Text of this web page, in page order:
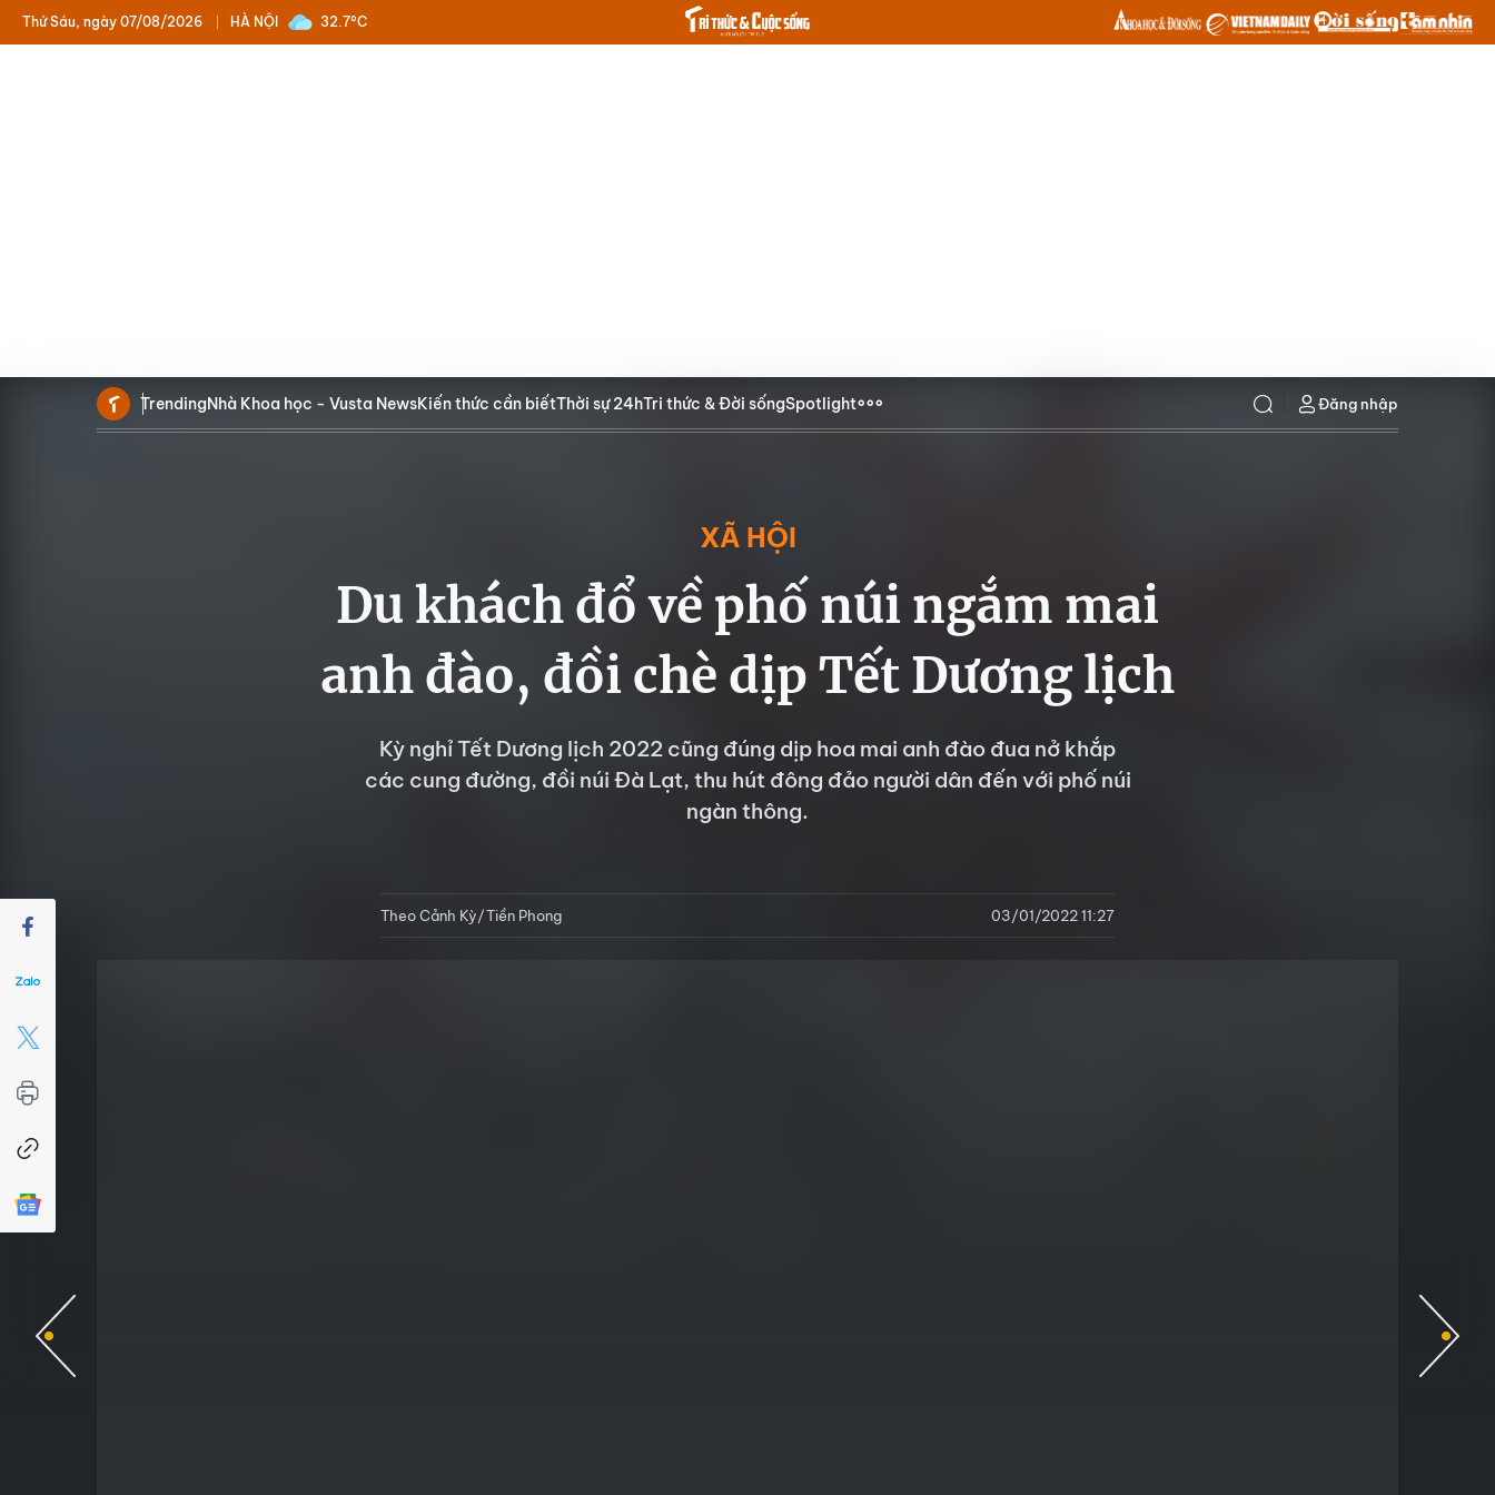
HÀ NỘI
Thứ Sáu, ngày 07/08/2026 32.7°C
TrendingNhà Khoa học - Vusta NewsKiến thức cần biếtThời sự 24hTri thức & Đời sốngSpotlight Đăng nhập
XÃ HỘI
Du khách đổ về phố núi ngắm mai
anh đào, đồi chè dịp Tết Dương lịch
Kỳ nghỉ Tết Dương lịch 2022 cũng đúng dịp hoa mai anh đào đua nở khắp
các cung đường, đồi núi Đà Lạt, thu hút đông đảo người dân đến với phố núi
ngàn thông.
Theo Cảnh Kỳ/Tiền Phong 03/01/2022 11:27